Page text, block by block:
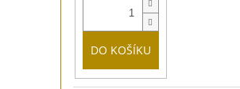
DO KOŠÍKU